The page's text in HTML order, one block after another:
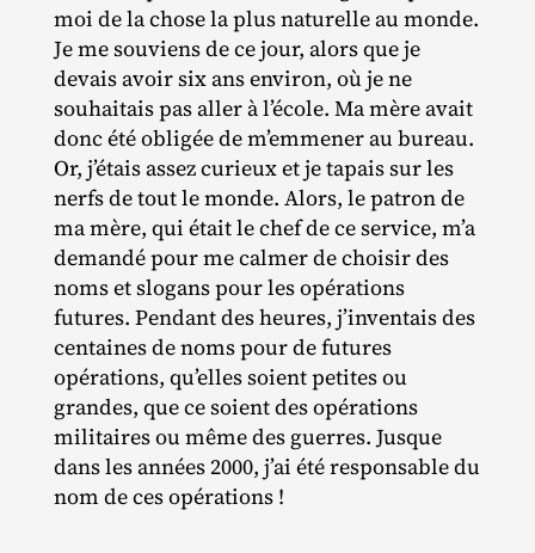
moi de la chose la plus naturelle au monde.
Je me souviens de ce jour, alors que je
devais avoir six ans environ, où je ne
souhaitais pas aller à l’école. Ma mère avait
donc été obligée de m’emmener au bureau.
Or, j’étais assez curieux et je tapais sur les
nerfs de tout le monde. Alors, le patron de
ma mère, qui était le chef de ce service, m’a
demandé pour me calmer de choisir des
noms et slogans pour les opérations
futures. Pendant des heures, j’inventais des
centaines de noms pour de futures
opérations, qu’elles soient petites ou
grandes, que ce soient des opérations
militaires ou même des guerres. Jusque
dans les années 2000, j’ai été responsable du
nom de ces opérations !